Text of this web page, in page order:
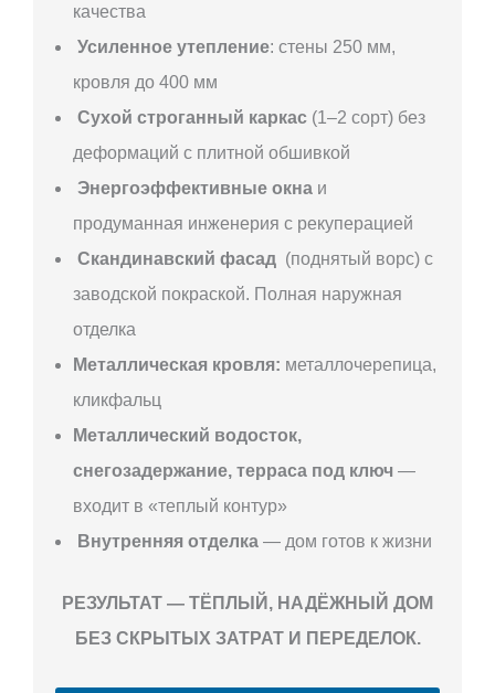
качества
Усиленное утепление: стены 250 мм,
кровля до 400 мм
Сухой строганный каркас (1–2 сорт) без
деформаций с плитной обшивкой
Энергоэффективные окна и
продуманная инженерия с рекуперацией
Скандинавский фасад (поднятый ворс) с
заводской покраской. Полная наружная
отделка
Металлическая кровля: металлочерепица,
кликфальц
Металлический водосток,
снегозадержание, терраса под ключ —
входит в «теплый контур»
Внутренняя отделка — дом готов к жизни
РЕЗУЛЬТАТ — ТЁПЛЫЙ, НАДЁЖНЫЙ ДОМ
БЕЗ СКРЫТЫХ ЗАТРАТ И ПЕРЕДЕЛОК.